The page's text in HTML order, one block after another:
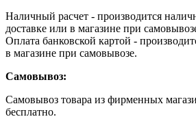
Наличный расчет - производится
доставке или в магазине при
Оплата банковской картой -
в магазине при самовывозе.
Самовывоз:
Самовывоз товара из фирменных
бесплатно.